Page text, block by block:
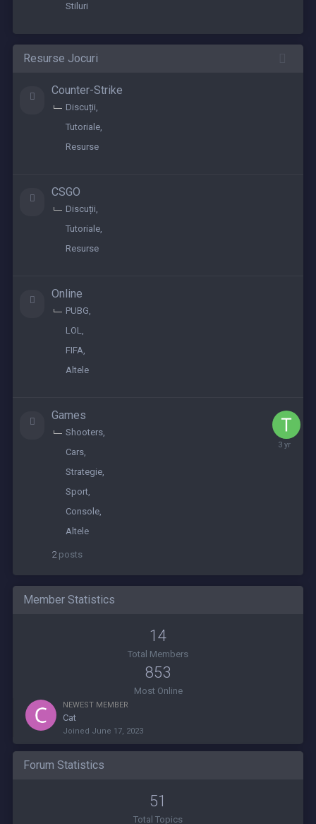
Stiluri
Resurse Jocuri
Counter-Strike
Discuții
Tutoriale
Resurse
CSGO
Discuții
Tutoriale
Resurse
Online
PUBG
LOL
FIFA
Altele
Games
Shooters
Cars
Strategie
Sport
Console
Altele
2 posts
June
Member Statistics
14
Total Members
853
Most Online
NEWEST MEMBER
Cat
Joined June 17, 2023
Forum Statistics
51
Total Topics